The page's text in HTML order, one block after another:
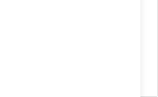
apresentou um
Fidelidade devido a